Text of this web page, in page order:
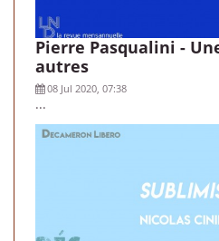
Pierre Pasqualini -
autres
08 Jul 2020, 07:38
...